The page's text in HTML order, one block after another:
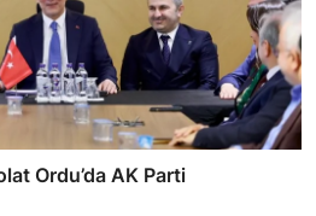
Ordu’da AK Parti